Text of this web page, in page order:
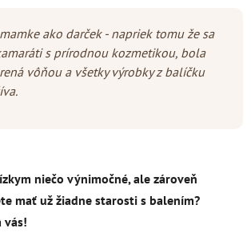
ako darček - napriek tomu že sa
s prírodnou kozmetikou, bola
vôňou a všetky výrobky z balíčku
niečo výnimočné, ale zároveň
mať už žiadne starosti s balením?
vás!